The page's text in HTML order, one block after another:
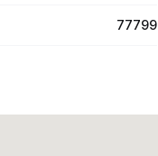
77799